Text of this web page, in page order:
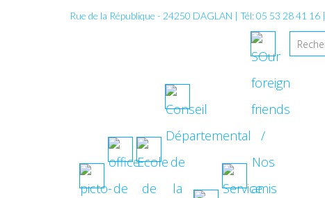
Rue de la République - 24250 DAGLAN | Tél: 05 53 28 41 16 |